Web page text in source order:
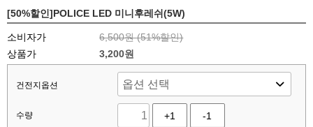
[50%할인]POLICE LED 미니후레쉬(5W)
소비자가 6,500원 (51%할인)
상품가
3,200원
건전지옵션
수량 +1 -1